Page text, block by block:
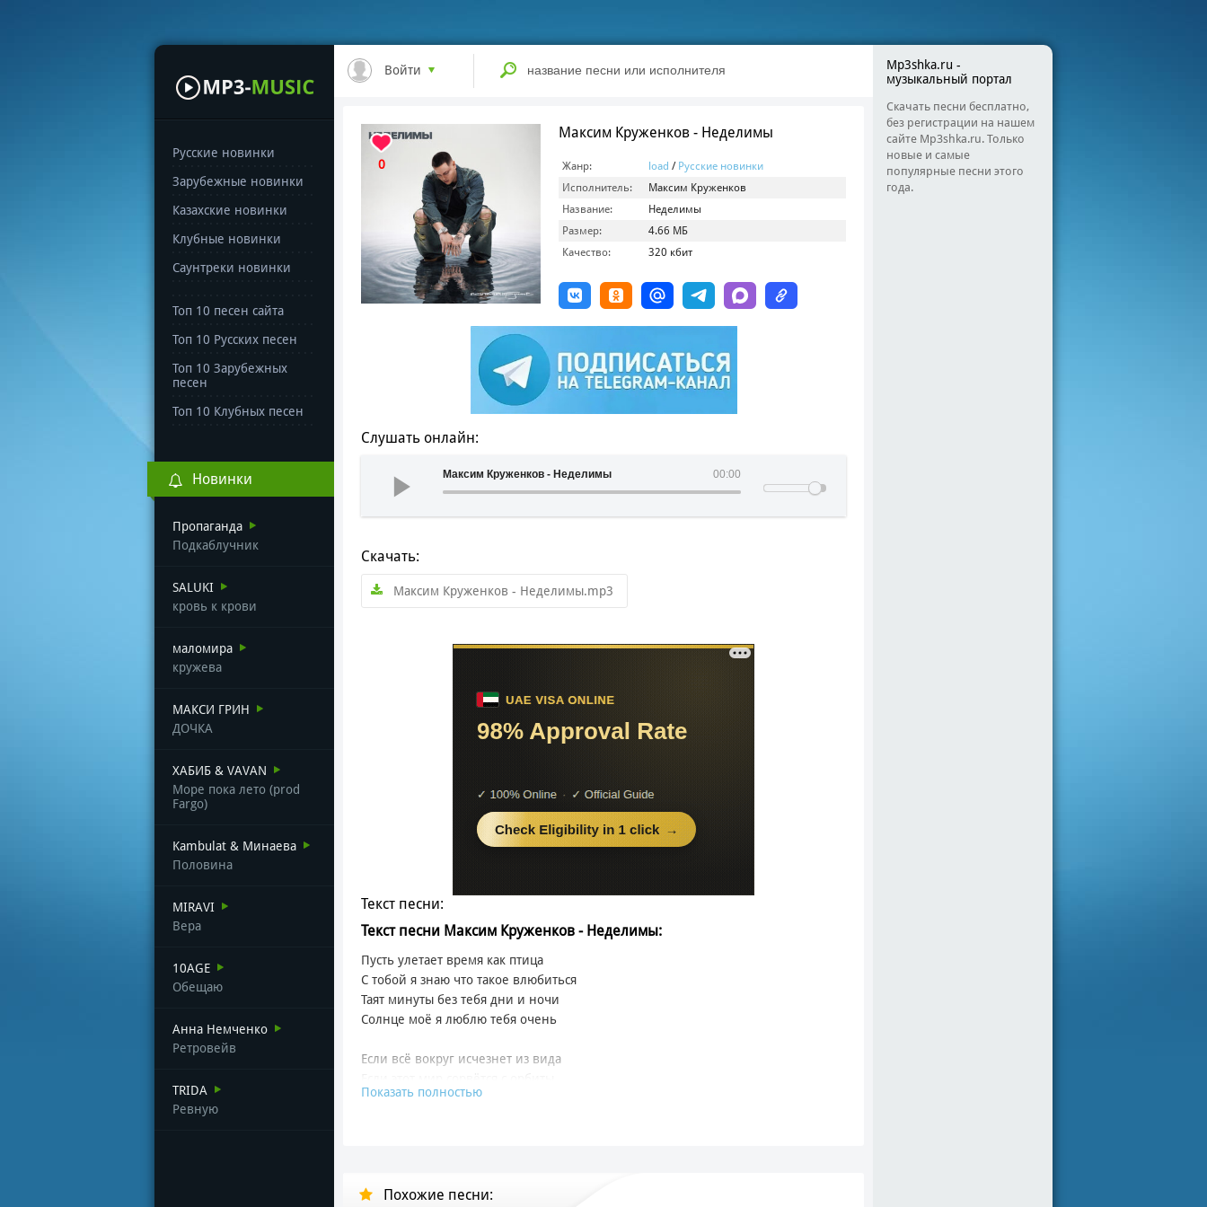
Русские новинки
Зарубежные новинки
Казахские новинки
Клубные новинки
Саунтреки новинки
Топ 10 песен сайта
Топ 10 Русских песен
Топ 10 Зарубежных
песен
Топ 10 Клубных песен
Новинки
Пропаганда
Подкаблучник
SALUKI
кровь к крови
маломира
кружева
МАКСИ ГРИН
ДОЧКА
ХАБИБ & VAVAN
Море пока лето (prod
Fargo)
Kambulat & Минаева
Половина
MIRAVI
Вера
10AGE
Обещаю
Анна Немченко
Ретровейв
TRIDA
Ревную
Войти
0
Максим Круженков - Неделимы
Жанр: load / Русские новинки
Исполнитель:
Максим Круженков
Название:
Неделимы
Размер:
4.66 МБ
Качество:
320 кбит
Слушать онлайн:
00:00
Максим Круженков - Неделимы
Скачать:
Максим Круженков - Неделимы.mp3
Текст песни:
Текст песни Максим Круженков - Неделимы:
Пусть улетает время как птица
С тобой я знаю что такое влюбиться
Таят минуты без тебя дни и ночи
Солнце моё я люблю тебя очень
Если всё вокруг исчезнет из вида
Я буду рядом ведь мы неделимы
Счастливы те кто друг другом любимы
Показать полностью
Похожие песни:
Mp3shka.ru -
музыкальный портал
Скачать песни бесплатно,
без регистрации на нашем
сайте Mp3shka.ru. Только
новые и самые
популярные песни этого
года.